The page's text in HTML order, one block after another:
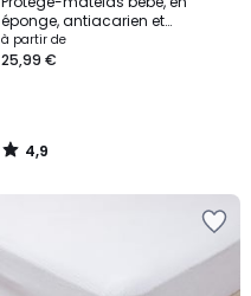
éponge, antiacarien et
imperméable, hauteur max 14
cm
à partir de
25,99 €
4,9
/